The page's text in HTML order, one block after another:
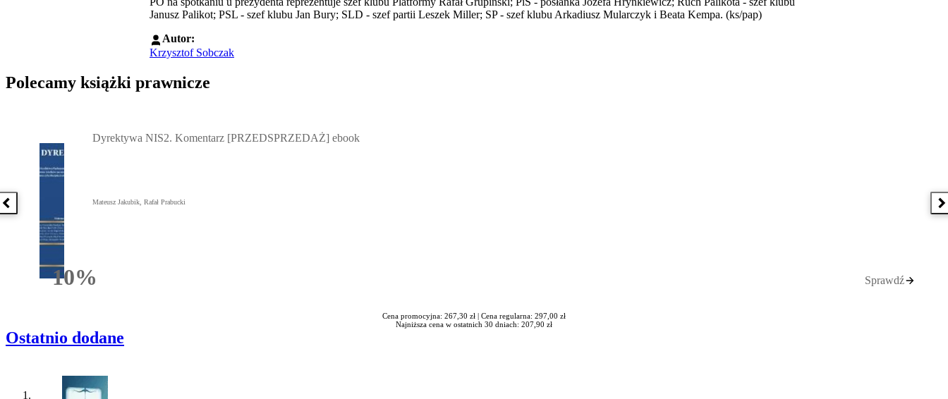
Janusz Palikot; PSL - szef klubu Jan Bury; SLD - szef partii Leszek Miller; SP - szef klubu Arkadiusz Mularczyk i Beata Kempa. (ks/pap)
Autor:
Krzysztof Sobczak
Polecamy książki prawnicze
Poprzednia książka
10%Rabatu
Dyrektywa NIS2. Komentarz [PRZEDSPRZEDAŻ] ebook
Mateusz Jakubik, Rafał Prabucki
Sprawdź
Cena promocyjna: 267,30 zł | Cena regularna: 297,00 zł
Najniższa cena w ostatnich 30 dniach: 207,90 zł
Ostatnio dodane